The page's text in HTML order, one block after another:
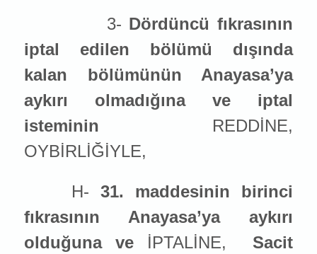
3- Dördüncü fıkrasının
iptal edilen bölümü dışında
kalan bölümünün Anayasa’ya
aykırı olmadığına ve iptal
isteminin REDDİNE,
OYBİRLİĞİYLE,
H- 31. maddesinin birinci
fıkrasının Anayasa’ya aykırı
olduğuna ve İPTALİNE, Sacit